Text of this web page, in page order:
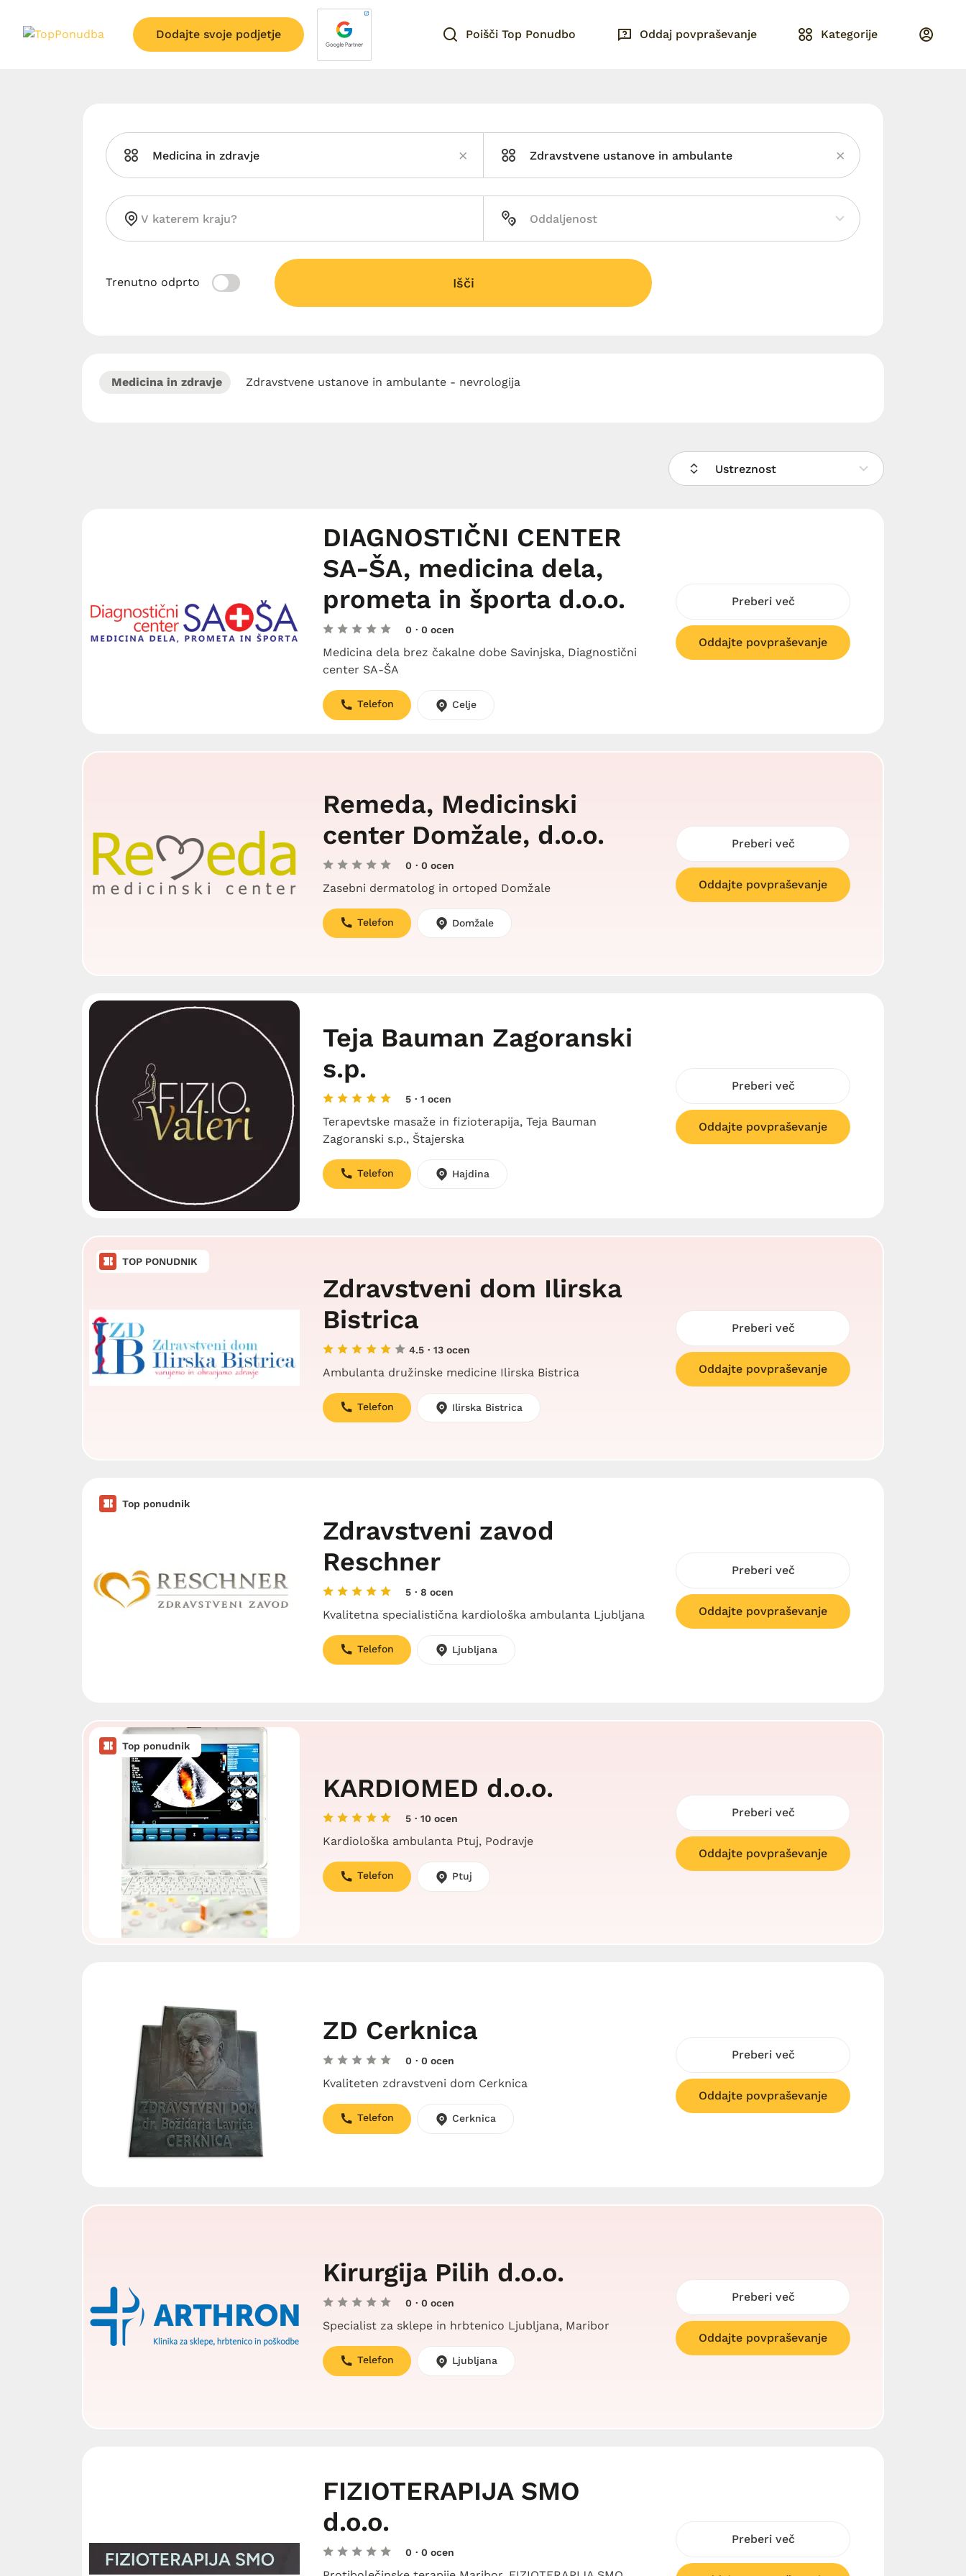
Dodajte svoje podjetje Poišči Top Ponudbo Oddaj povpraševanje Kategorije
Medicina in zdravje Zdravstvene ustanove in ambulante
Trenutno odprto Išči
Medicina in zdravje Zdravstvene ustanove in ambulante - nevrologija
Ustreznost
DIAGNOSTIČNI CENTER
SA-ŠA, medicina dela,
prometa in športa d.o.o.
0 · 0 ocen
Medicina dela brez čakalne dobe Savinjska, Diagnostični
center SA-ŠA
Telefon Celje
Preberi več
Oddajte povpraševanje
Remeda, Medicinski
center Domžale, d.o.o.
0 · 0 ocen
Zasebni dermatolog in ortoped Domžale
Telefon Domžale
Preberi več
Oddajte povpraševanje
Teja Bauman Zagoranski
s.p.
5 · 1 ocen
Terapevtske masaže in fizioterapija, Teja Bauman
Zagoranski s.p., Štajerska
Telefon Hajdina
Preberi več
Oddajte povpraševanje
TOP PONUDNIK
Zdravstveni dom Ilirska
Bistrica
4.5 · 13 ocen
Ambulanta družinske medicine Ilirska Bistrica
Telefon Ilirska Bistrica
Preberi več
Oddajte povpraševanje
Top ponudnik
Zdravstveni zavod
Reschner
5 · 8 ocen
Kvalitetna specialistična kardiološka ambulanta Ljubljana
Telefon Ljubljana
Preberi več
Oddajte povpraševanje
Top ponudnik
KARDIOMED d.o.o.
5 · 10 ocen
Kardiološka ambulanta Ptuj, Podravje
Telefon Ptuj
Preberi več
Oddajte povpraševanje
ZD Cerknica
0 · 0 ocen
Kvaliteten zdravstveni dom Cerknica
Telefon Cerknica
Preberi več
Oddajte povpraševanje
Kirurgija Pilih d.o.o.
0 · 0 ocen
Specialist za sklepe in hrbtenico Ljubljana, Maribor
Telefon Ljubljana
Preberi več
Oddajte povpraševanje
FIZIOTERAPIJA SMO
d.o.o.
0 · 0 ocen
Preberi več